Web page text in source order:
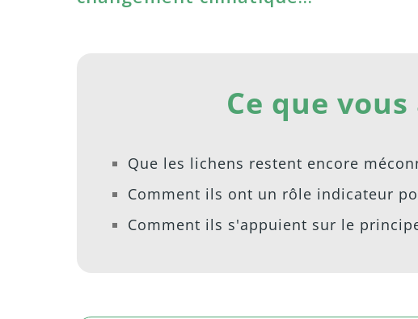
Ce que
Que les lichens restent encore
Comment ils ont un rôle indicateur
Comment ils s'appuient sur le